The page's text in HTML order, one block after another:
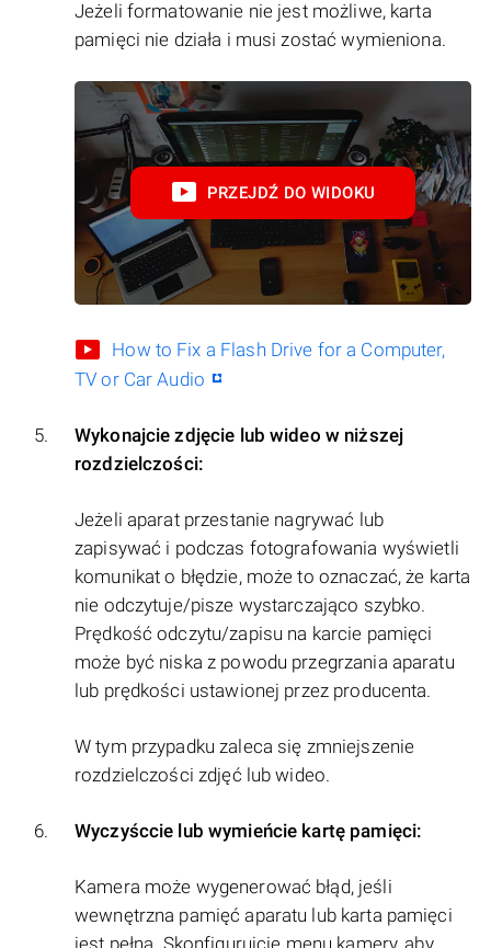
Jeżeli formatowanie nie jest możliwe, karta
pamięci nie działa i musi zostać wymieniona.
PRZEJDŹ DO WIDOKU
How to Fix a Flash Drive for a Computer,
TV or Car Audio
Wykonajcie zdjęcie lub wideo w niższej
rozdzielczości:
Jeżeli aparat przestanie nagrywać lub
zapisywać i podczas fotografowania wyświetli
komunikat o błędzie, może to oznaczać, że karta
nie odczytuje/pisze wystarczająco szybko.
Prędkość odczytu/zapisu na karcie pamięci
może być niska z powodu przegrzania aparatu
lub prędkości ustawionej przez producenta.
W tym przypadku zaleca się zmniejszenie
rozdzielczości zdjęć lub wideo.
Wyczyśccie lub wymieńcie kartę pamięci:
Kamera może wygenerować błąd, jeśli
wewnętrzna pamięć aparatu lub karta pamięci